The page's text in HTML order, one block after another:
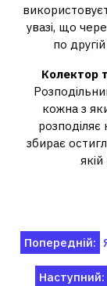
увазі, що
по
Колектор
кожна з
розподіляє
збирає
записів
Попередній:
Наступний: